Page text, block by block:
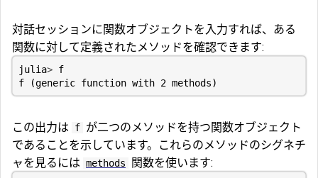
対話セッションに関数オブジェクトを入力すれば、ある
関数に対して定義されたメソッドを確認できます:
julia> f
f
(generic function with 2 methods)
この出力は f が二つのメソッドを持つ関数オブジェクト
であることを示しています。これらのメソッドのシグネチ
ャを見るには methods 関数を使います: